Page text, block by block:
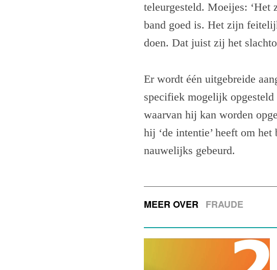
teleurgesteld. Moeijes: ‘Het
band goed is. Het zijn
doen. Dat juist zij het
Er wordt één uitgebreide
specifiek mogelijk
waarvan hij kan worden
hij ‘de intentie’ heeft om
nauwelijks gebeurd.
MEER OVER FRAUDE